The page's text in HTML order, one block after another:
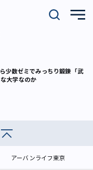
少数ゼミでみっちり鍛錬「武
大学なのか
アーバンライフ東京